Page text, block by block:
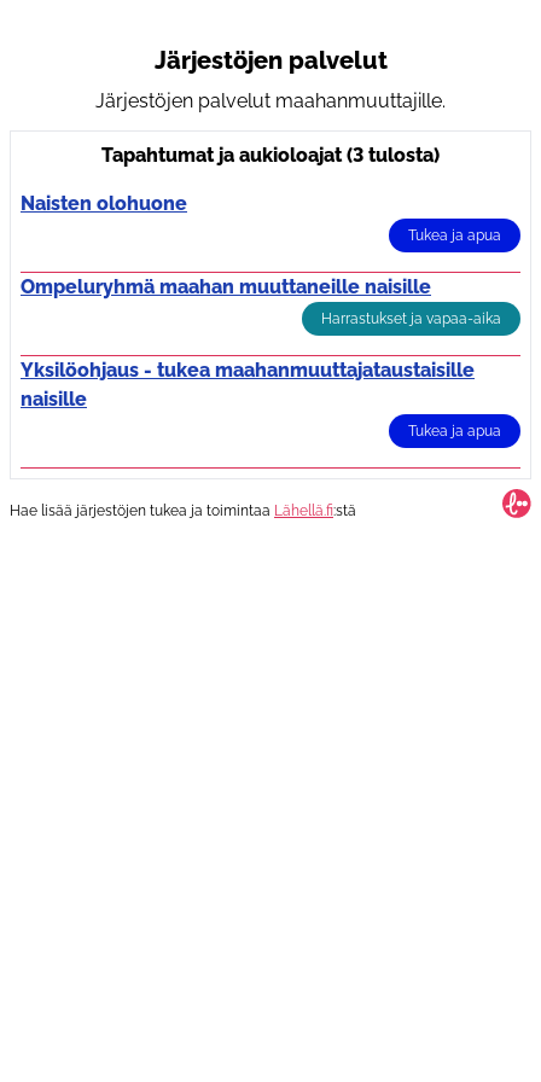
Järjestöjen palvelut
Järjestöjen palvelut maahanmuuttajille.
Tapahtumat ja aukioloajat (3 tulosta)
Naisten olohuone
Tukea ja apua
Ompeluryhmä maahan muuttaneille naisille
Harrastukset ja vapaa-aika
Yksilöohjaus - tukea maahanmuuttajataustaisille
naisille
Tukea ja apua
Hae lisää järjestöjen tukea ja toimintaa Lähellä.fi:stä